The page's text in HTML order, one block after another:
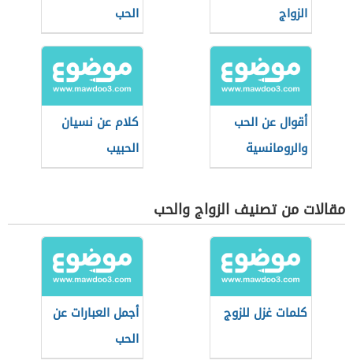
الزواج
الحب
أقوال عن الحب
والرومانسية
كلام عن نسيان
الحبيب
مقالات من تصنيف الزواج والحب
كلمات غزل للزوج
أجمل العبارات عن
الحب